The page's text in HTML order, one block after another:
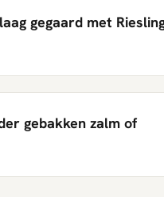
gegaard met
gebakken zalm of